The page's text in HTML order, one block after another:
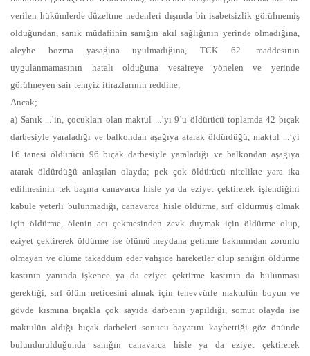
verilen hükümlerde düzeltme nedenleri dışında bir isabetsizlik görülmemiş
olduğundan, sanık müdafiinin sanığın akıl sağlığının yerinde olmadığına,
aleyhe bozma yasağına uyulmadığına, TCK 62. maddesinin
uygulanmamasının hatalı olduğuna vesaireye yönelen ve yerinde
görülmeyen sair temyiz itirazlarının reddine,
Ancak;
a) Sanık ...’in, çocukları olan maktul ...’yı 9’u öldürücü toplamda 42 bıçak
darbesiyle yaraladığı ve balkondan aşağıya atarak öldürdüğü, maktul ...’yi
16 tanesi öldürücü 96 bıçak darbesiyle yaraladığı ve balkondan aşağıya
atarak öldürdüğü anlaşılan olayda; pek çok öldürücü nitelikte yara ika
edilmesinin tek başına canavarca hisle ya da eziyet çektirerek işlendiğini
kabule yeterli bulunmadığı, canavarca hisle öldürme, sırf öldürmüş olmak
için öldürme, ölenin acı çekmesinden zevk duymak için öldürme olup,
eziyet çektirerek öldürme ise ölümü meydana getirme bakımından zorunlu
olmayan ve ölüme takaddüm eder vahşice hareketler olup sanığın öldürme
kastının yanında işkence ya da eziyet çektirme kastının da bulunması
gerektiği, sırf ölüm neticesini almak için tehevvürle maktulün boyun ve
gövde kısmına bıçakla çok sayıda darbenin yapıldığı, somut olayda ise
maktulün aldığı bıçak darbeleri sonucu hayatını kaybettiği göz önünde
bulundurulduğunda sanığın canavarca hisle ya da eziyet çektirerek